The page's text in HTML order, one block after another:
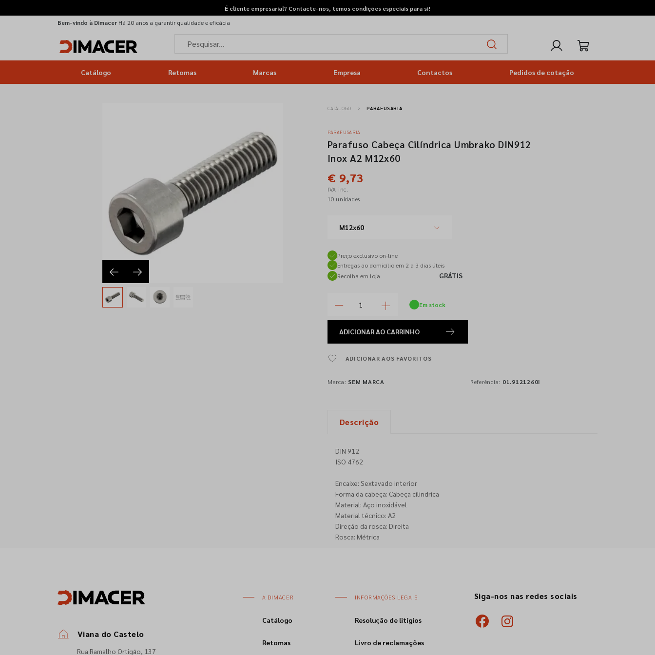
É cliente empresarial? Contacte-nos, temos condições especiais para si!
Bem-vindo à Dimacer Há 20 anos a garantir qualidade e eficácia
Catálogo Retomas Marcas Empresa Contactos Pedidos de cotação
CATÁLOGO PARAFUSARIA
PARAFUSARIA
Parafuso Cabeça Cilíndrica Umbrako DIN912
Inox A2 M12x60
€ 9,73
IVA inc.
10 unidades
M12x60
Preço exclusivo on-line
Entregas ao domicílio em 2 a 3 dias úteis
Recolha em loja
GRÁTIS
Em stock
ADICIONARAO CARRINHO
ADICIONAR AOS FAVORITOS
Marca: SEM MARCA Referência: 01.9121260I
Descrição
DIN 912
ISO 4762
Encaixe: Sextavado interior
Forma da cabeça: Cabeça cilindrica
Material: Aço inoxidável
Material técnico: A2
Direção da rosca: Direita
Rosca: Métrica
Viana do Castelo
Rua Ramalho Ortigão, 137
A DIMACER
Catálogo
Retomas
INFORMAÇÕES LEGAIS
Resolução de litígios
Livro de reclamações
Siga-nos nas redes sociais